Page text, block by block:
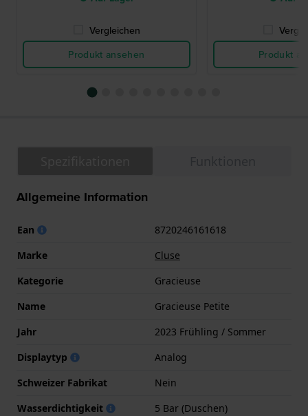
Vergleichen
Produkt ansehen
Produkt
Allgemeine Information
Ean
8720246161618
Marke
Cluse
Kategorie
Gracieuse
Name
Gracieuse Petite
Jahr
2023 Frühling / Sommer
Displaytyp
Analog
Schweizer Fabrikat
Nein
Wasserdichtigkeit
5 Bar (Duschen)